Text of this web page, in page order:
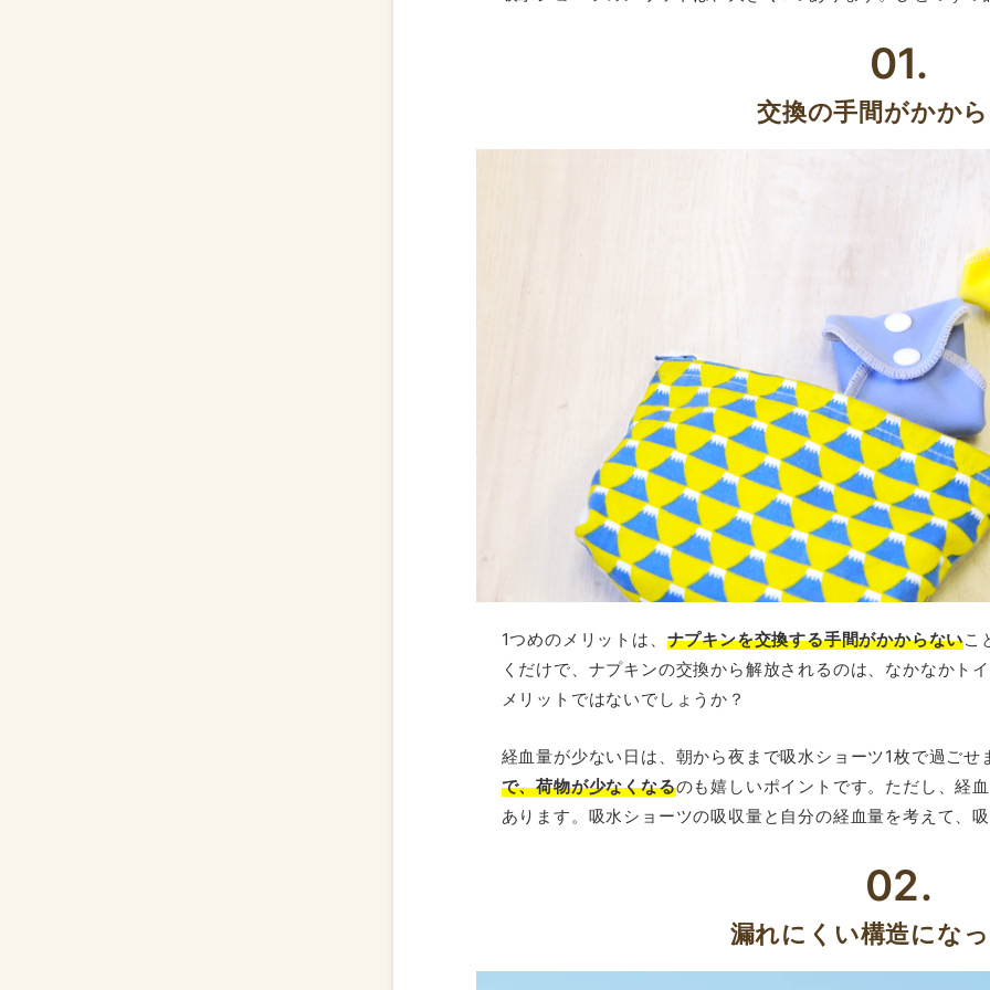
01.
交換の手間がかか
1つめのメリットは、 ナプキンを交換する手間がかからないこ
くだけで、ナプキンの交換から解放されるのは、なかなかト
メリットではないでしょうか？
経血量が少ない日は、朝から夜まで吸水ショーツ1枚で過ごせ
で、荷物が少なくなるのも嬉しいポイントです。ただし、経
あります。吸水ショーツの吸収量と自分の経血量を考えて、
02.
漏れにくい構造にな